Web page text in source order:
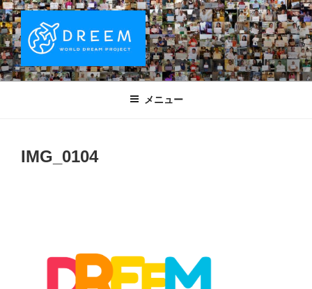
コ
ン
テ
ン
ツ
DREEM | 世界ドリームプロジェクト
WORLD DREAM PROJECT
夢をもつワクワクを世界中に！ Sparks of Joy with dreams for
メニュー
IMG_0104